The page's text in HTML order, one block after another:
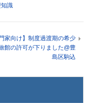
識
門家向け】制度過渡期の希少
館の許可が下りました@豊
島区駒込